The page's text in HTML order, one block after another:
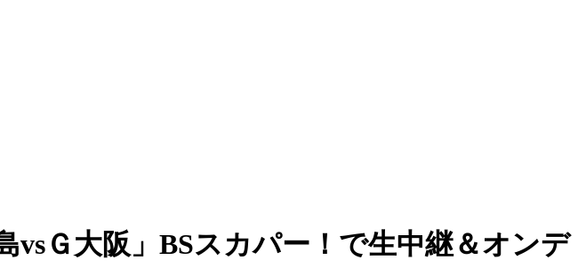
Ｇ大阪」BSスカパー！で生中継＆オンデ